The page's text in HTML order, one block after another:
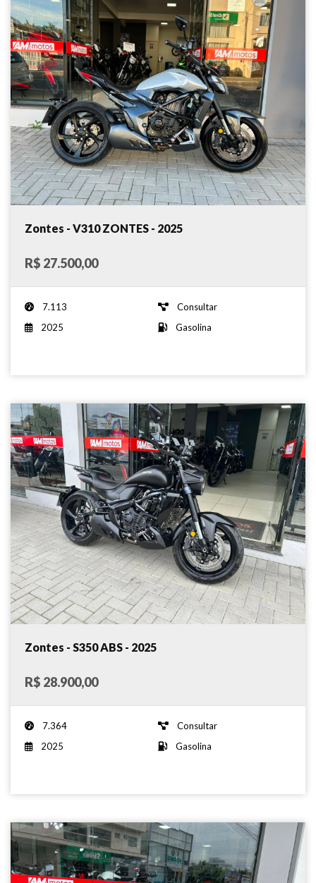
Zontes - V310 ZONTES - 2025
R$ 27.500,00
7.113
Consultar
2025
Gasolina
Zontes - S350 ABS - 2025
R$ 28.900,00
7.364
Consultar
2025
Gasolina